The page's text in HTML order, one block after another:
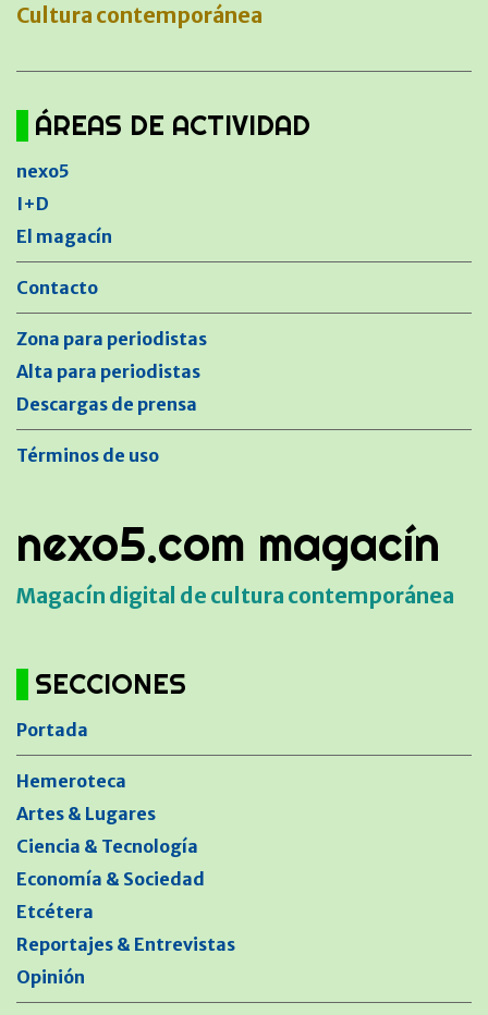
Cultura contemporánea
ÁREAS DE ACTIVIDAD
nexo5
I+D
El magacín
Contacto
Zona para periodistas
Alta para periodistas
Descargas de prensa
Términos de uso
nexo5.com magacín
Magacín digital de cultura contemporánea
SECCIONES
Portada
Hemeroteca
Artes & Lugares
Ciencia & Tecnología
Economía & Sociedad
Etcétera
Reportajes & Entrevistas
Opinión